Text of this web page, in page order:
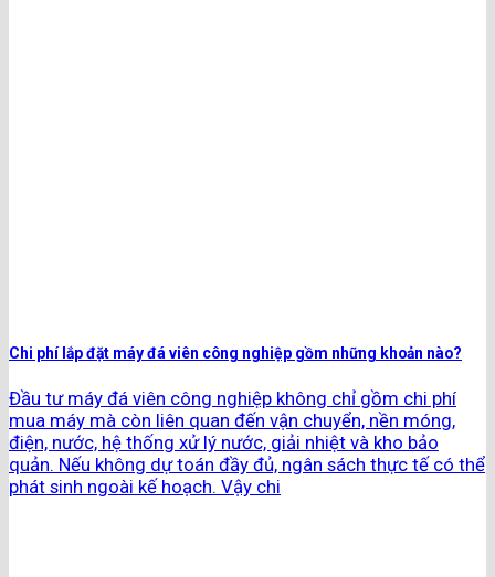
Chi phí lắp đặt máy đá viên công nghiệp gồm những khoản nào?
Đầu tư máy đá viên công nghiệp không chỉ gồm chi phí
mua máy mà còn liên quan đến vận chuyển, nền móng,
điện, nước, hệ thống xử lý nước, giải nhiệt và kho bảo
quản. Nếu không dự toán đầy đủ, ngân sách thực tế có thể
phát sinh ngoài kế hoạch. Vậy chi